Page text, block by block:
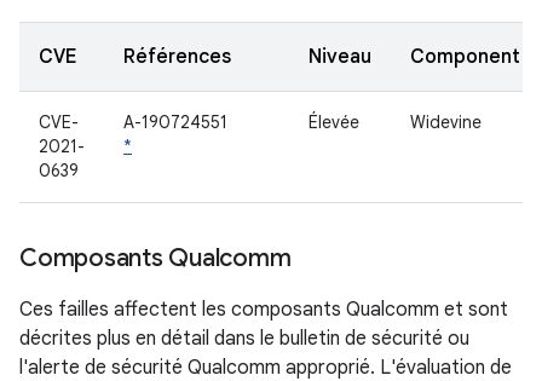
CVE Références Niveau Component
CVE-
2021-
0639
A-190724551
*
Élevée Widevine
Composants Qualcomm
Ces failles affectent les composants Qualcomm et sont
décrites plus en détail dans le bulletin de sécurité ou
l'alerte de sécurité Qualcomm approprié. L'évaluation de